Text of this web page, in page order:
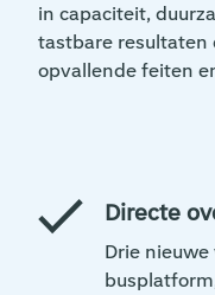
in capaciteit,
tastbare resultaten
opvallende feiten
Directe
Drie